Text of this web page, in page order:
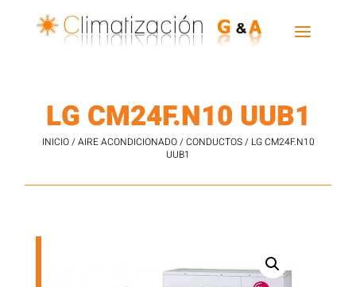
LG CM24F.N10 UUB1
INICIO/AIRE ACONDICIONADO/CONDUCTOS/ LG CM24F.N10
UUB1